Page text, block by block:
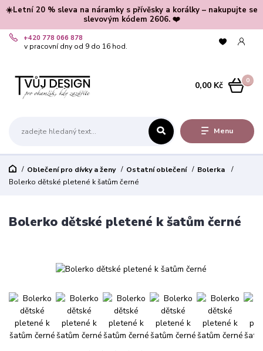
☀️Letní 20 % sleva na náramky s přívěsky a korálky – nakupujte se
slevovým kódem 2606. ❤️
Menu
+420 778 066 878
v pracovní dny od 9 do 16 hod.
0
0,00 Kč
Oblečení pro dívky a ženy Ostatní oblečení
Bolerka
Bolerko dětské pletené k šatům černé
Bolerko dětské pletené k šatům černé